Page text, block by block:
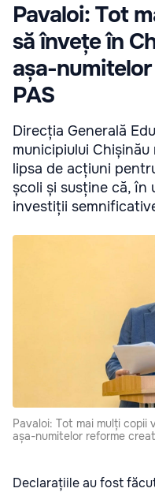
Pavaloi: Tot
să învețe în
așa-
PAS
Direcția Generală
municipiului
lipsa de acțiuni
școli și susține că, în
investiții
Pavaloi: Tot mai mulți copii
așa-numitelor reforme
Declarațiile au fost